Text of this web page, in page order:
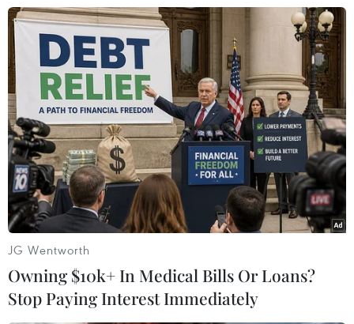
Theo dõi VietnamPlus
TIN LIÊN QUAN
JG Wentworth
Owning $10k+ In Medical Bills Or Loans?
Stop Paying Interest Immediately